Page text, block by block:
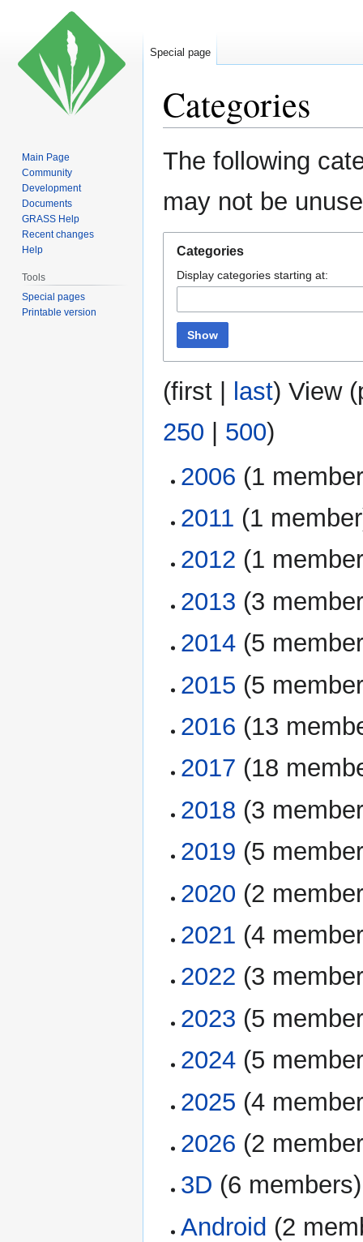
Categories
Jump
to
Jump
to
The following
may not be
Categories
Display categories starting at:
Show
(first last) View (
250
500)
2006 (1
2011 (1
2012 (1
2013 (3
2014 (5
2015 (5
2016 (13
2017 (18
2018 (3
2019 (5
2020 (2
2021 (4
2022 (3
2023 (5
2024 (5
2025 (4
2026 (2
3D ‏‎ (6 members)
Android (2
Special page
Main Page
Community
Development
Documents
GRASS Help
Recent changes
Help
Tools
Special pages
Printable version